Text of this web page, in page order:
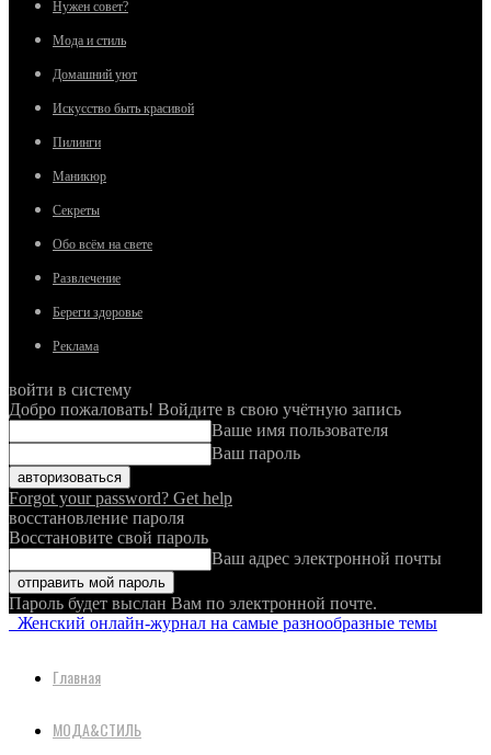
Нужен совет?
Мода и стиль
Домашний уют
Искусство быть красивой
Пилинги
Маникюр
Секреты
Обо всём на свете
Развлечение
Береги здоровье
Реклама
войти в систему
Добро пожаловать! Войдите в свою учётную запись
Ваше имя пользователя
Ваш пароль
Forgot your password? Get help
восстановление пароля
Восстановите свой пароль
Ваш адрес электронной почты
Пароль будет выслан Вам по электронной почте.
Женский онлайн-журнал на самые разнообразные темы
Главная
МОДА&СТИЛЬ